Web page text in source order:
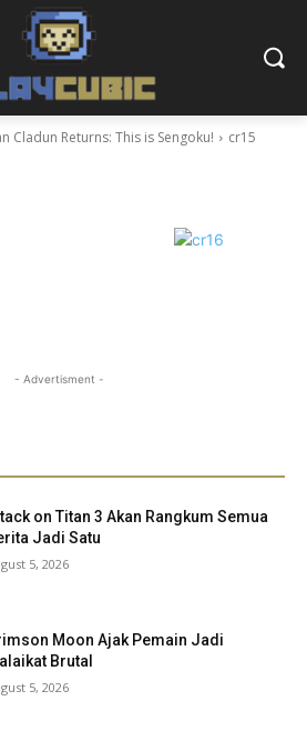
Cladun Returns: This is Sengoku! cr15
- Advertisment -
on Titan 3 Akan Rangkum Semua
Jadi Satu
5, 2026
Moon Ajak Pemain Jadi
Brutal
5, 2026